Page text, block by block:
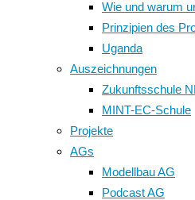
Wie und warum
Prinzipien des
Uganda
Auszeichnungen
Zukunftsschule
MINT-EC-Schule
Projekte
AGs
Modellbau AG
Podcast AG